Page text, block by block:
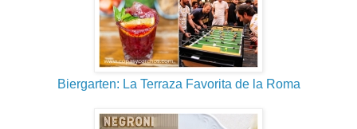
Biergarten: La Terraza Favorita de la Roma